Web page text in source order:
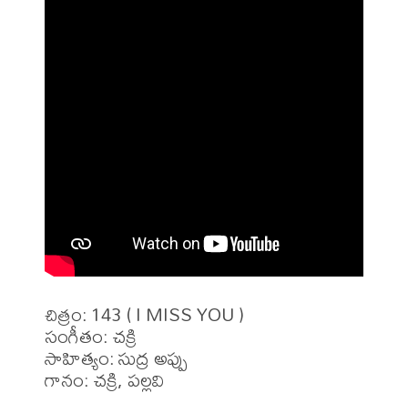
చిత్రం: 143 ( I MISS YOU )
సంగీతం: చక్రి
సాహిత్యం: సుద్ర అప్పు
గానం: చక్రి, పల్లవి